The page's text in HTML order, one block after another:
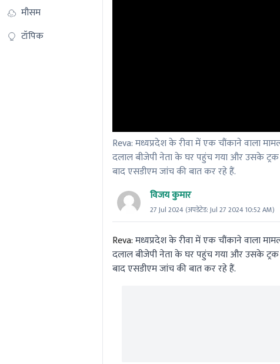
मौसम
टॉपिक
Reva: मध्यप्रदेश के रीवा में एक चौंकाने वाला
दलाल बीजेपी नेता के घर पहुंच गया और उसके
बाद एसडीएम जांच की बात कर रहे हैं.
विजय कुमार
27 Jul 2024 (अपडेटेड: Jul 27 2024 10:52 AM)
Reva:मध्यप्रदेश के रीवा में एक चौंकाने वाला
दलाल बीजेपी नेता के घर पहुंच गया और उसके
बाद एसडीएम जांच की बात कर रहे हैं.